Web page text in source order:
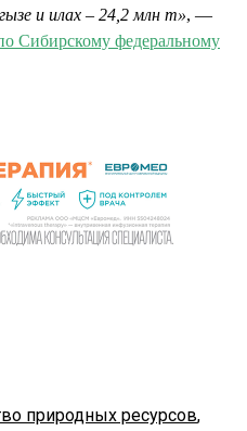
и илах – 24,2 млн т», —
Сибирскому федеральному
природных ресурсов,